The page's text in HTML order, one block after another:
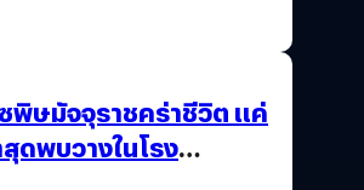
พิษมัจจุราชคร่าชีวิต แค่
ดพบวางในโรง